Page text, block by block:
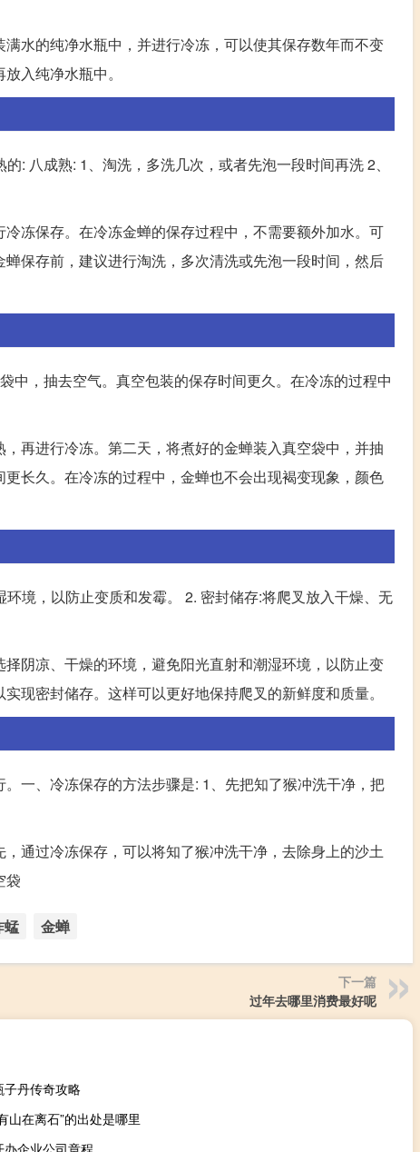
水的纯净水瓶中，并进行冷冻，可以使其保存数年而不变
入纯净水瓶中。
: 八成熟: 1、淘洗，多洗几次，或者先泡一段时间再洗 2、
冻保存。在冷冻金蝉的保存过程中，不需要额外加水。可
保存前，建议进行淘洗，多次清洗或先泡一段时间，然后
中，抽去空气。真空包装的保存时间更久。在冷冻的过程中
再进行冷冻。第二天，将煮好的金蝉装入真空袋中，并抽
长久。在冷冻的过程中，金蝉也不会出现褐变现象，颜色
境，以防止变质和发霉。 2. 密封储存:将爬叉放入干燥、无
阴凉、干燥的环境，避免阳光直射和潮湿环境，以防止变
现密封储存。这样可以更好地保持爬叉的新鲜度和质量。
一、冷冻保存的方法步骤是: 1、先把知了猴冲洗干净，把
通过冷冻保存，可以将知了猴冲洗干净，去除身上的沙土
袋
蜢 金蝉
下一篇
过年去哪里消费最好呢
子丹传奇攻略
山在离石”的出处是哪里